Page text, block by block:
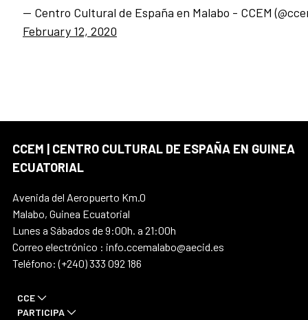
— Centro Cultural de España en Malabo - CCEM
February 12, 2020
CCEM | CENTRO CULTURAL DE ESPAÑA EN GUINEA
ECUATORIAL
Avenida del Aeropuerto Km.0
Malabo, Guinea Ecuatorial
Lunes a Sábados de 9:00h. a 21:00h
Correo electrónico : info.ccemalabo@aecid.es
Teléfono: (+240) 333 092 186
CCE
PARTICIPA